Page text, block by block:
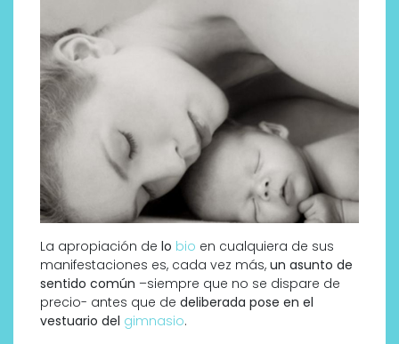
La apropiación de lo bio en cualquiera de sus
manifestaciones es, cada vez más, un asunto de
sentido común –siempre que no se dispare de
precio- antes que de deliberada pose en el
vestuario del gimnasio.